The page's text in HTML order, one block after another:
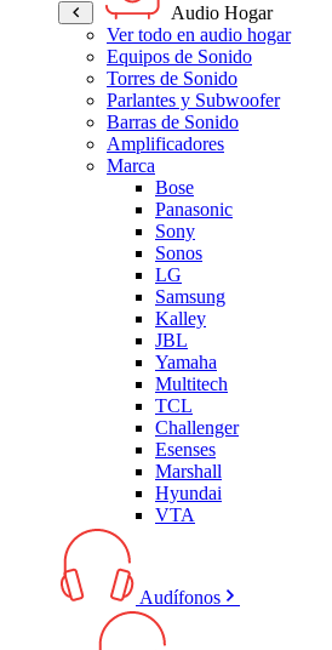
Audio Hogar
Ver todo en audio hogar
Equipos de Sonido
Torres de Sonido
Parlantes y Subwoofer
Barras de Sonido
Amplificadores
Marca
Bose
Panasonic
Sony
Sonos
LG
Samsung
Kalley
JBL
Yamaha
Multitech
TCL
Challenger
Esenses
Marshall
Hyundai
VTA
Audífonos